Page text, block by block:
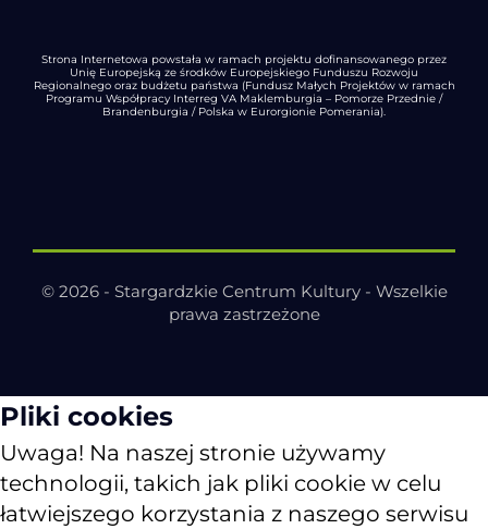
Strona Internetowa powstała w ramach projektu dofinansowanego przez
Unię Europejską ze środków Europejskiego Funduszu Rozwoju
Regionalnego oraz budżetu państwa (Fundusz Małych Projektów w ramach
Programu Współpracy Interreg VA Maklemburgia – Pomorze Przednie /
Brandenburgia / Polska w Eurorgionie Pomerania).
© 2026 - Stargardzkie Centrum Kultury - Wszelkie
prawa zastrzeżone
Pliki cookies
Uwaga! Na naszej stronie używamy
technologii, takich jak pliki cookie w celu
łatwiejszego korzystania z naszego serwisu